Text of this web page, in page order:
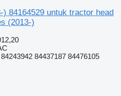
) 84164529 untuk tractor head
(2013-)
84437187 84476105